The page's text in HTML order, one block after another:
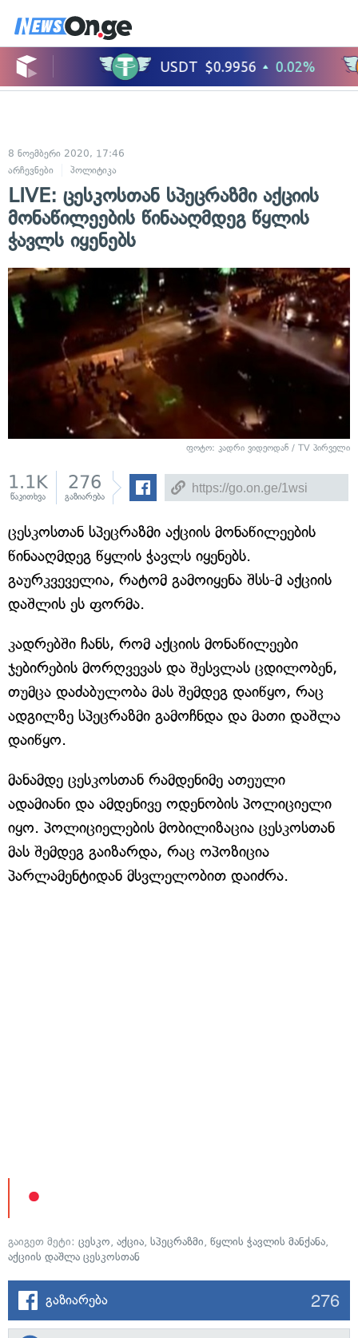
8 ნოემბერი 2020, 17:46
არჩევნები
პოლიტიკა
LIVE: ცესკოსთან სპეცრაზმი აქციის
მონაწილეების წინააღმდეგ წყლის
ჭავლს იყენებს
ფოტო: კადრი ვიდეოდან / TV პირველი
1.1K
წაკითხვა
276
გაზიარება
ცესკოსთან სპეცრაზმი აქციის მონაწილეების
წინააღმდეგ წყლის ჭავლს იყენებს.
გაურკვეველია, რატომ გამოიყენა შსს-მ აქციის
დაშლის ეს ფორმა.
კადრებში ჩანს, რომ აქციის მონაწილეები
ჯებირების მორღვევას და შესვლას ცდილობენ,
თუმცა დაძაბულობა მას შემდეგ დაიწყო, რაც
ადგილზე სპეცრაზმი გამოჩნდა და მათი დაშლა
დაიწყო.
მანამდე ცესკოსთან რამდენიმე ათეული
ადამიანი და ამდენივე ოდენობის პოლიციელი
იყო. პოლიციელების მობილიზაცია ცესკოსთან
მას შემდეგ გაიზარდა, რაც ოპოზიცია
პარლამენტიდან მსვლელობით დაიძრა.
გაიგეთ მეტი: ცესკო, აქცია, სპეცრაზმი, წყლის ჭავლის მანქანა,
აქციის დაშლა ცესკოსთან
გაზიარება 276